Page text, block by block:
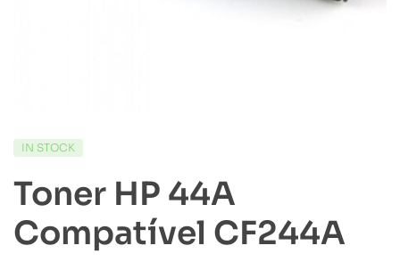
IN STOCK
Toner HP 44A
Compatível CF244A